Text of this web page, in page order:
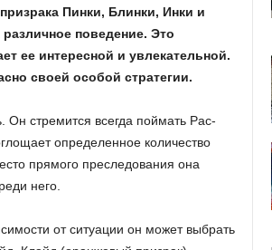
Пинки, Блинки, Инки и
поведение. Это
ее интересной и увлекательной.
своей особой стратегии.
стремится всегда поймать Pac-
определенное количество
прямого преследования она
него.
от ситуации он может выбрать